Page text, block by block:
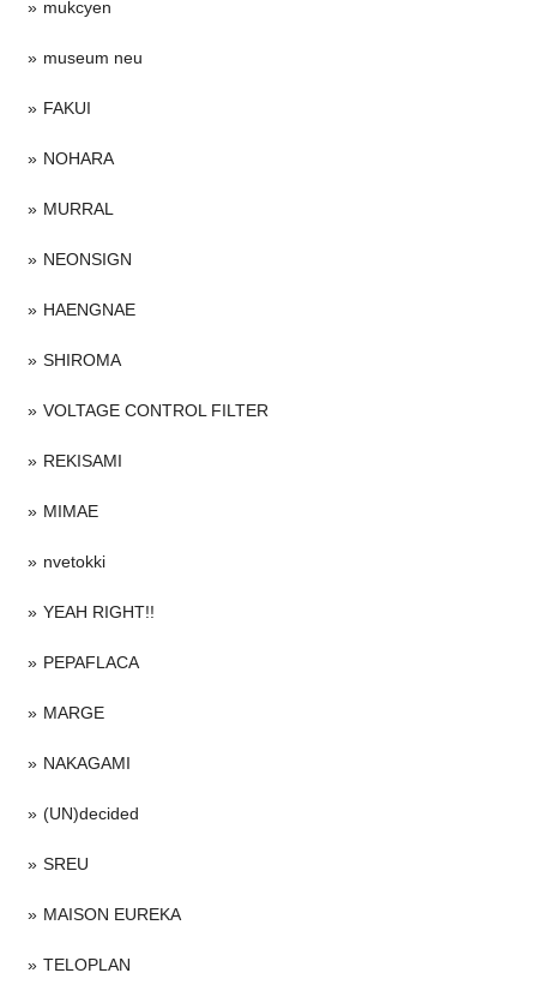
mukcyen
museum neu
FAKUI
NOHARA
MURRAL
NEONSIGN
HAENGNAE
SHIROMA
VOLTAGE CONTROL FILTER
REKISAMI
MIMAE
nvetokki
YEAH RIGHT!!
PEPAFLACA
MARGE
NAKAGAMI
(UN)decided
SREU
MAISON EUREKA
TELOPLAN